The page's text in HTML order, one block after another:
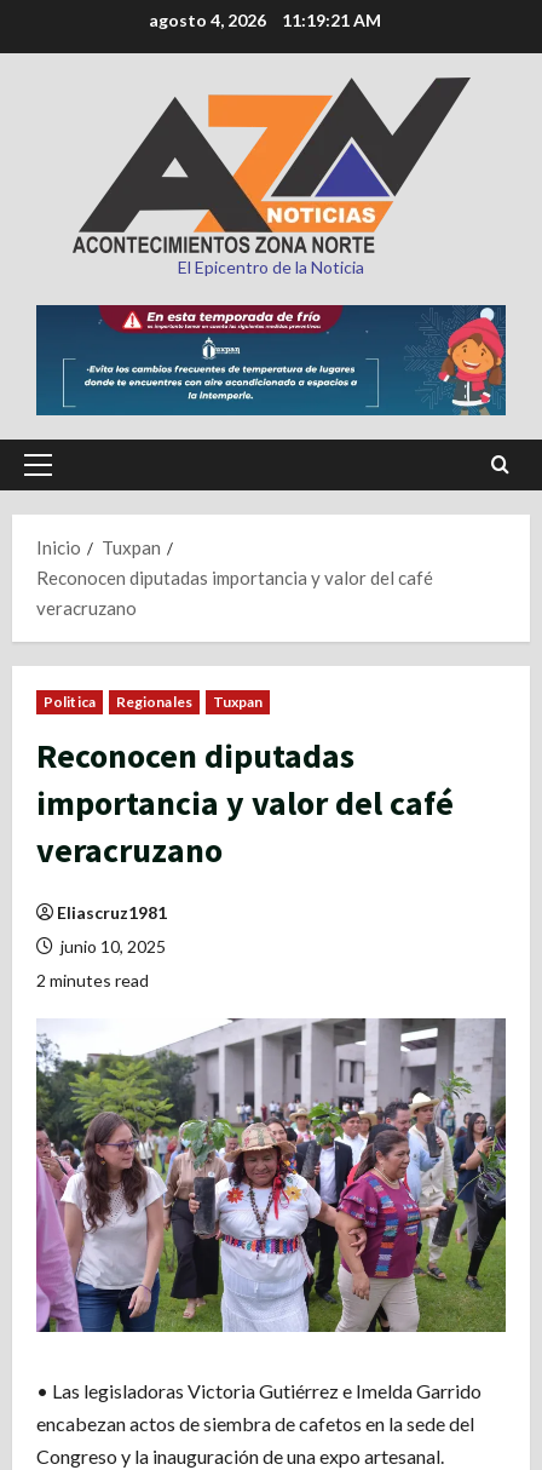
al
agosto 4, 2026 11:19:22 AM
El Epicentro de la Noticia
Menú
Inicio
Tuxpan
Reconocen diputadas importancia y valor del café
veracruzano
Politica Regionales Tuxpan
Reconocen diputadas
importancia y valor del café
veracruzano
Eliascruz1981
junio 10, 2025
2 minutes read
• Las legisladoras Victoria Gutiérrez e Imelda Garrido
encabezan actos de siembra de cafetos en la sede del
Congreso y la inauguración de una expo artesanal.